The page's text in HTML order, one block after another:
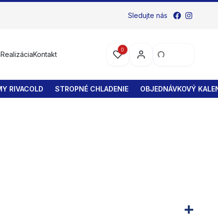
Sledujte nás
RealizáciaKontakt
0
RIVACOLD STROPNÉ CHLADENIE OBJEDNÁVKOVÝ
+